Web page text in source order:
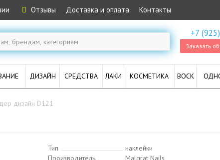
Отзывы Доставка и оплата Контакты
+7 (925)
Заказать
ДИЗАЙН СРЕДСТВА ЛАКИ КОСМЕТИКА ВОСК
дизайн D121
Тип
наклейки
Производитель
Malgrat Nails